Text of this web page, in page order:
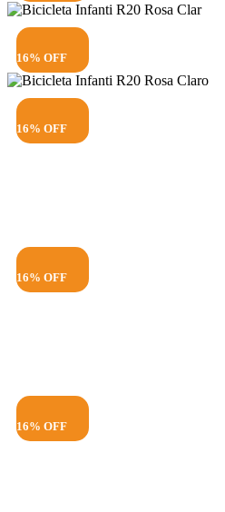
16% OFF
16% OFF
16% OFF
16% OFF